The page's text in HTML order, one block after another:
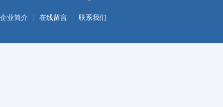
企业简介 在线留言 联系我们